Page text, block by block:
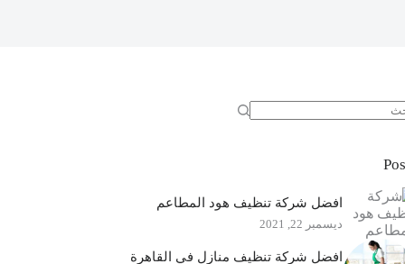
افضل شركة تنظيف هود المطاعم
ديسمبر 22, 2021
افضل شركة تنظيف منازل في القاهرة